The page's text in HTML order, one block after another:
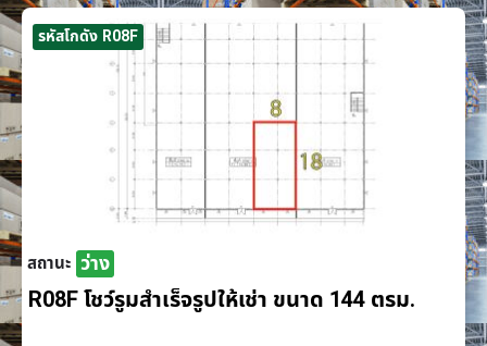
รหัสโกดัง R08F
สถานะ ว่าง
R08F โชว์รูมสำเร็จรูปให้เช่า ขนาด 144 ตรม.